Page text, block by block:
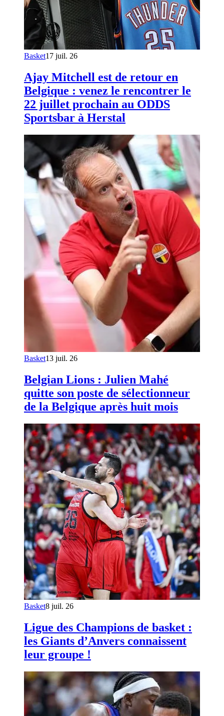
Basket17 juil. 26
Ajay Mitchell est de retour en
Belgique : venez le rencontrer le
22 juillet prochain au ODDS
Sportsbar à Herstal
Basket13 juil. 26
Belgian Lions : Julien Mahé
quitte son poste de sélectionneur
de la Belgique après huit mois
Basket8 juil. 26
Ligue des Champions de basket :
les Giants d’Anvers connaissent
leur groupe !